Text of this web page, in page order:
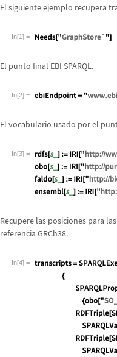
El siguiente ejemplo recupera
In[1]:=
El punto final EBI SPARQL.
In[2]:=
El vocabulario usado por el
In[3]:=
Recupere las posiciones para
referencia GRCh38.
In[4]:=